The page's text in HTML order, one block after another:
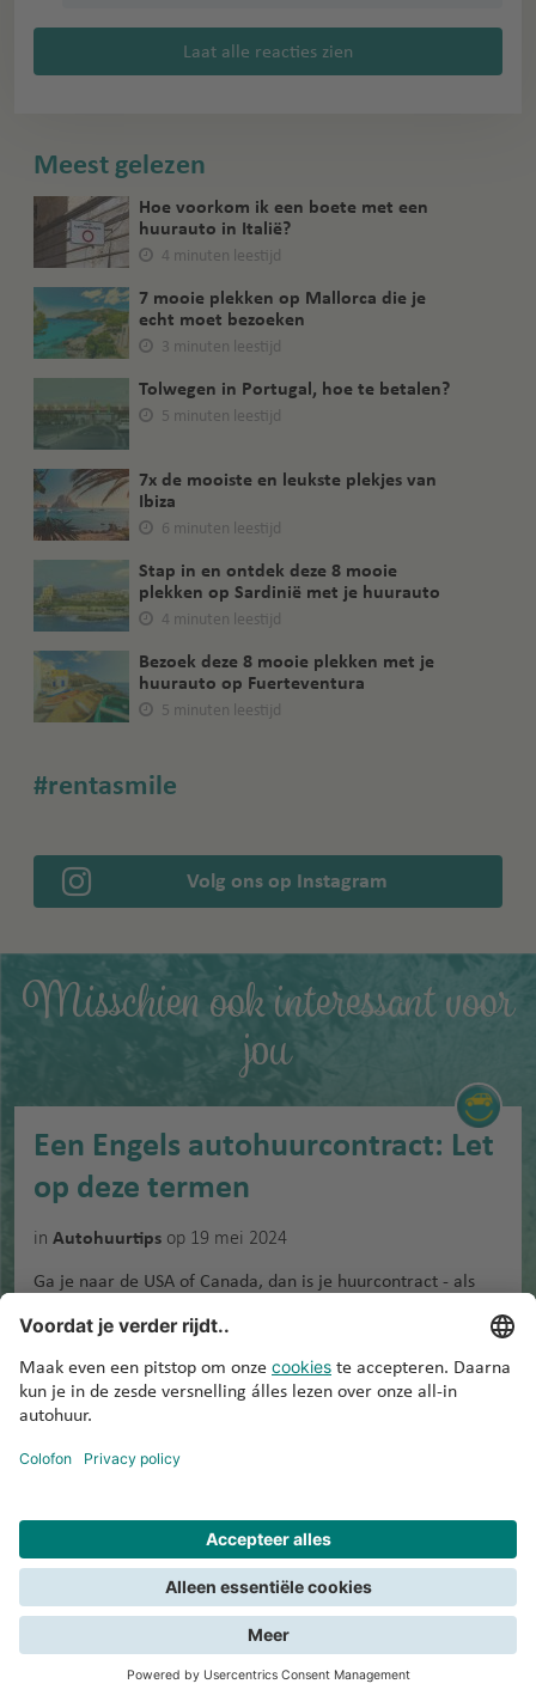
Laat alle reacties zien
Meest gelezen
Hoe voorkom ik een boete met een
huurauto in Italië?
4 minuten leestijd
7 mooie plekken op Mallorca die je
echt moet bezoeken
3 minuten leestijd
Tolwegen in Portugal, hoe te betalen?
5 minuten leestijd
7x de mooiste en leukste plekjes van
Ibiza
6 minuten leestijd
Stap in en ontdek deze 8 mooie
plekken op Sardinië met je huurauto
4 minuten leestijd
Bezoek deze 8 mooie plekken met je
huurauto op Fuerteventura
5 minuten leestijd
#rentasmile
Volg ons op Instagram
Misschien ook interessant voor
jou
Een Engels autohuurcontract: Let
op deze termen
in Autohuurtips op 19 mei 2024
Ga je naar de USA of Canada, dan is je huurcontract - als
Engelse taal heb ik best onder de knie, dus die instinkers zal
op 14 mei 2020
Wij spraken Willian en Monique Dekker en John en Yvette
een huurauto! Ze gebruiken de huurauto vooral om